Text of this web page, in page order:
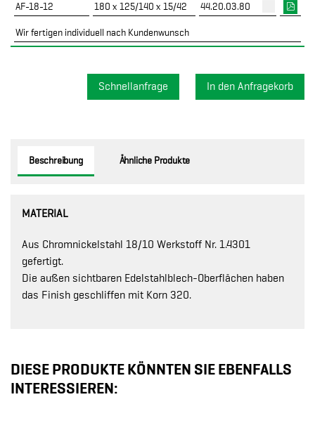
AF-18-12 180 x 125/140 x 15/42 44.20.03.80
Wir fertigen individuell nach Kundenwunsch
Schnellanfrage
Beschreibung Ähnliche Produkte
MATERIAL
Aus Chromnickelstahl 18/10 Werkstoff Nr. 1.4301
gefertigt.
Die außen sichtbaren Edelstahlblech-Oberflächen haben
das Finish geschliffen mit Korn 320.
DIESE PRODUKTE KÖNNTEN SIE EBENFALLS
INTERESSIEREN: